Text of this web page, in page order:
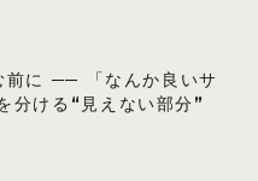
に ── 「なんか良いサ
分ける“見えない部分”